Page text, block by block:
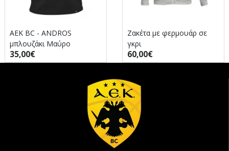
AEK BC - ANDROS
μπλουζάκι Μαύρο
35,00€
Ζακέτα με φερμουάρ σε
γκρι
60,00€